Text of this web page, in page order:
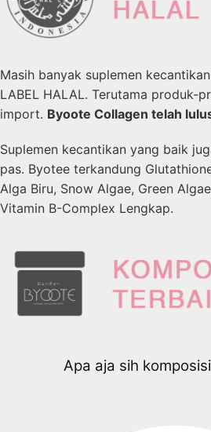
Masih banyak suplemen
LABEL HALAL. Terutama produk-
import. Byoote Collagen telah
Suplemen kecantikan yang baik
pas. Byotee terkandung
Alga Biru, Snow Algae, Green
Vitamin B-Complex Lengkap.
Apa aja sih komposisi